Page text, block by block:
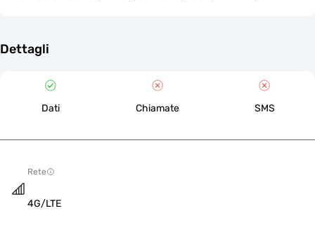
Dettagli
Dati Chiamate SMS
Rete
4G/LTE